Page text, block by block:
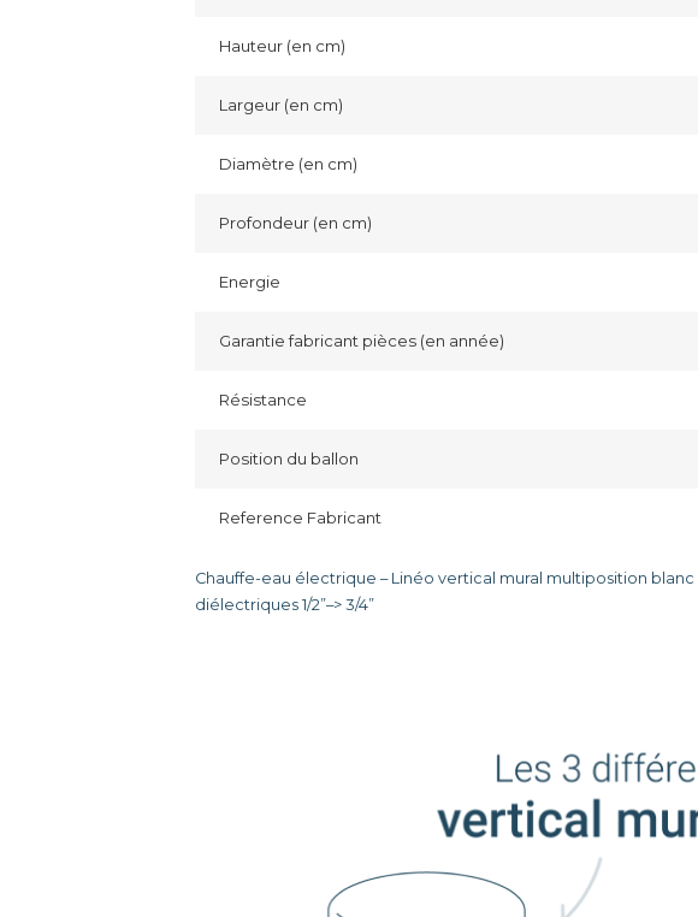
Hauteur (en cm)
Largeur (en cm)
Diamètre (en cm)
Profondeur (en cm)
Energie
Garantie fabricant pièces (en année)
Résistance
Position du ballon
Reference Fabricant
Chauffe-eau électrique – Linéo vertical mural multiposition
diélectriques 1/2”–> 3/4”